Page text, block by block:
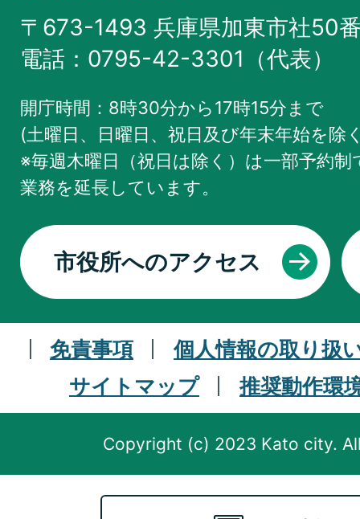
〒673-1493 兵庫県加東市社50
電話：0795-42-3301（代表）
開庁時間：8時30分から17時15分まで
(土曜日、日曜日、祝日及び年末年始を除
※毎週木曜日（祝日は除く）は一部予約
業務を延長しています。
市役所へのアクセス
免責事項
個人情報の取り扱
サイトマップ
推奨動作環
Copyright (c) 2023 Kato city.